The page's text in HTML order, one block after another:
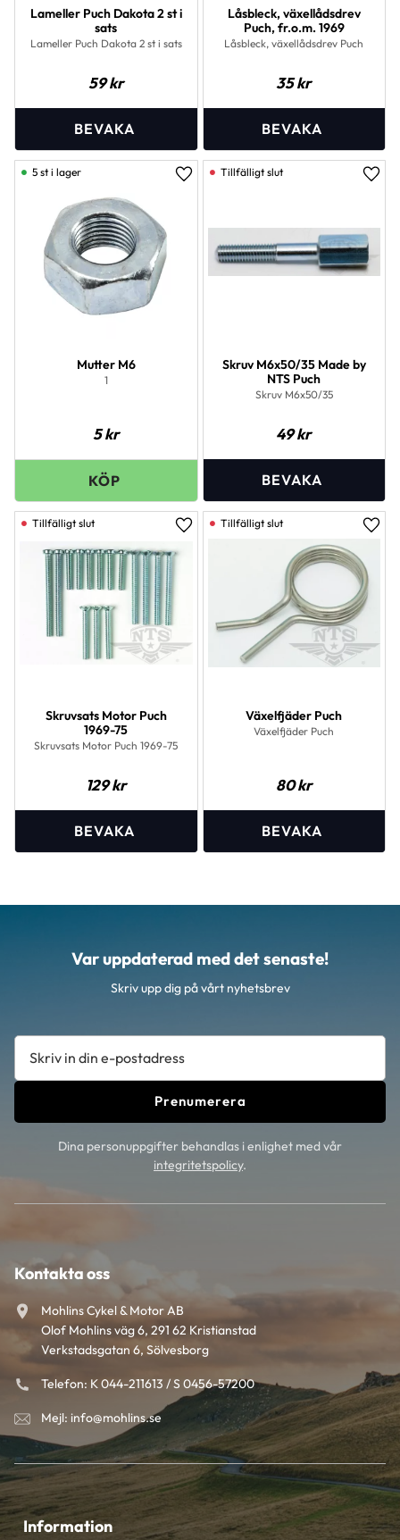
Lameller Puch Dakota 2 st i
sats
Lameller Puch Dakota 2 st i sats
59kr
Låsbleck, växellådsdrev
Puch, fr.o.m. 1969
Låsbleck, växellådsdrev Puch
35kr
Mutter M6
1
5kr
Lägg till i favoriter
5 st i lager
Skruv M6x50/35 Made by
NTS Puch
Skruv M6x50/35
49kr
Skruvsats Motor Puch
1969-75
Skruvsats Motor Puch 1969-75
129kr
Lägg till i favoriter
Växelfjäder Puch
Växelfjäder Puch
80kr
Var uppdaterad med det senaste!
Skriv upp dig på vårt nyhetsbrev
Prenumerera
Dina personuppgifter behandlas i enlighet med vår
integritetspolicy.
Kontakta oss
Mohlins Cykel & Motor AB
Olof Mohlins väg 6, 291 62 Kristianstad
Verkstadsgatan 6, Sölvesborg
Telefon: K 044-211613 / S 0456-57200
Mejl: info@mohlins.se
Information